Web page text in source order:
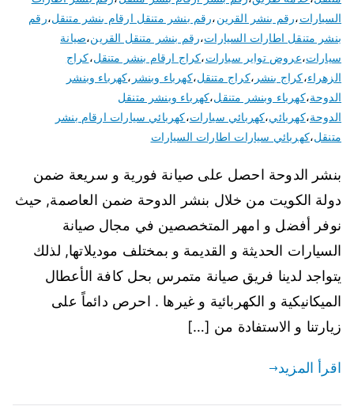
السيارات،رقم بنشر القرين،رقم بنشر متنقل ارقام بنشر متنقل،رقم
بنشر متنقل اطارات السيارات،رقم بنشر متنقل القرين،صيانة
سيارات،عروض تواير سيارات،كراج ارقام بنشر متنقل،كراج
الزهراء،كراج بنشر ،كراج متنقل،كهرباء وبنشر ،كهرباء وبنشر
الدوحة،كهرباء وبنشر متنقل،كهرباء وبنشر متنقل
الدوحة،كهربائي،كهربائي سيارات،كهربائي سيارات ارقام بنشر
متنقل،كهربائي سيارات اطارات السيارات
بنشر الدوحة احصل على صيانة فورية و سريعة ضمن
دولة الكويت من خلال بنشر الدوحة ضمن العاصمة, حيث
نوفر أفضل و امهر المتخصصين في مجال صيانة
السيارات الحديثة و القديمة و بمختلف موديلاتها, لذلك
يتواجد لدينا فريق صيانة متمرس بحل كافة الأعطال
الميكانيكية و الكهربائية و غيرها . احرص دائماً على
زيارتنا و الاستفادة من […]
اقرأ المزيد